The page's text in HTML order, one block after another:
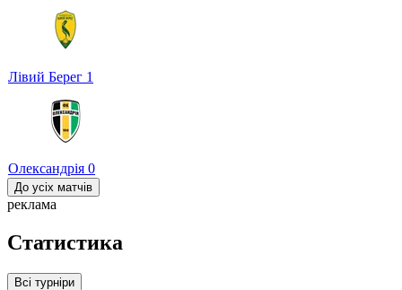
Лівий Берег 1
Олександрія 0
До усіх матчів
реклама
Статистика
Всі турніри